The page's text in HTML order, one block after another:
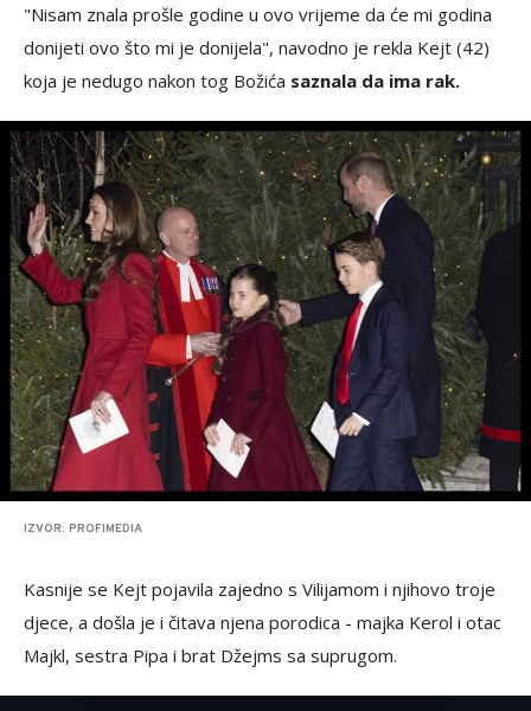
"Nisam znala prošle godine u ovo vrijeme da će mi godina
donijeti ovo što mi je donijela", navodno je rekla Kejt (42)
koja je nedugo nakon tog Božića saznala da ima rak.
IZVOR: PROFIMEDIA
Kasnije se Kejt pojavila zajedno s Vilijamom i njihovo troje
djece, a došla je i čitava njena porodica - majka Kerol i otac
Majkl, sestra Pipa i brat Džejms sa suprugom.